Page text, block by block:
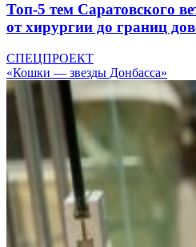
Топ-5 тем Саратовского
от хирургии до границ
СПЕЦПРОЕКТ
«Кошки — звезды Донбасса»